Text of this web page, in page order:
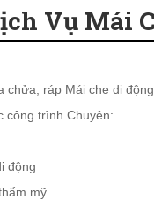
Vụ Mái
chửa, ráp Mái che di
công trình Chuyên:
động
mỹ